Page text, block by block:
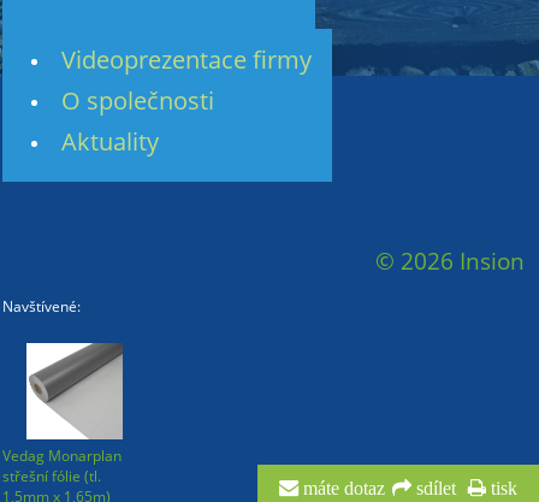
Videoprezentace firmy
O společnosti
Aktuality
máte dotaz sdílet tisk
© 2026 Insion
Navštívené:
Vedag Monarplan
střešní fólie (tl.
1,5mm x 1,65m)